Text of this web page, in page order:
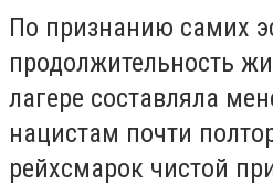
По признанию самих
продолжительность
лагере составляла
нацистам почти
рейхсмарок чистой